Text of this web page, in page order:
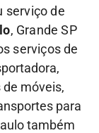
serviço de
, Grande SP
serviços de
móveis,
para
também